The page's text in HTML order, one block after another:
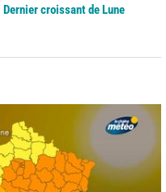
Dernier croissant de Lune